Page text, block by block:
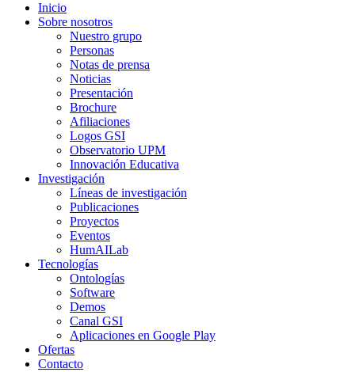
Inicio
Sobre nosotros
Nuestro grupo
Personas
Notas de prensa
Noticias
Presentación
Brochure
Afiliaciones
Logos GSI
Observatorio UPM
Innovación Educativa
Investigación
Líneas de investigación
Publicaciones
Proyectos
Eventos
HumAILab
Tecnologías
Ontologías
Software
Demos
Canal GSI
Aplicaciones en Google Play
Ofertas
Contacto